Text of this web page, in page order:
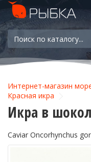
Интернет-магазин
Красная икра
Икра в
Caviar Oncorhynchus